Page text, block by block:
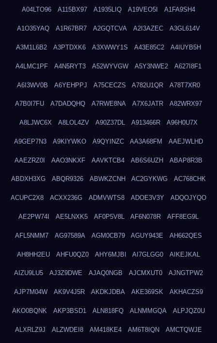
A04LTO96 A115BX97 A1935LIQ A19VEO5I A1FA9SH4
A1O35YAQ A1R67BR7 A2GQTCVA A2I3AZEC A3GL614V
A3M1L6B2 A3PTDXK6 A3XWWY1S A43E85C2 A4IUYB5H
A4LMC1PF A4N5RYT3 A52WYVGW A5Y3NWE2 A627I8F1
A6I3WV0B A6YEHPPJ A75CECZS A782U1QR A78T7XR0
A7B0I7FU A7DADQHQ A7RWE8NA A7X6JATR A82WRX97
A8LJWC6X A8LOL4ZV A90Z37DL A913466R A96H0U7X
A9GEP7N3 A9KIYWKO A9QYINZC AA3A68FM AAEJWLHD
AAEZRZ0I AAO3NKXF AAVKTCB4 AB6S6UZH ABAP8R3B
ABDXH3XG ABQR9326 ABWKZCNH AC2GYKWG AC768CHK
ACUPC2X8 ACXX236G ADMVWTS8 ADOE3V3Y ADQOJYQO
AE2PW74I AE5LNXK5 AF0P5V8L AF6N078R AFF8EG9L
AFL5NMM7 AG97589A AGM0CB79 AGUY943E AH662QES
AH8HH2EU AHFU0QZ0 AHY6MJBI AI7GLGG0 AIKEJKAL
AIZU9LU5 AJ3Z9DWE AJAQ0NGB AJCMXUT0 AJNGTPW2
AJP7M04W AK9V4J5R AKDKJDBA AKE369SK AKHACZS9
AKO0BQNK AKP3BSD1 ALN818FQ ALNMMGQA ALPJQZ0U
ALXRLZ9J ALZWDEI8 AM418KE4 AM6T8IQN AMCTQWJE